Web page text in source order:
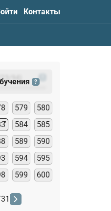
Контакты
(23
?
579
580
584
585
589
590
594
595
599 600
31